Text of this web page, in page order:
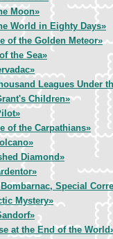
Moon»
World in Eighty Days»
of the Golden Meteor»
the Sea»
Leagues Under
Children»
of the Carpathians»
Diamond»
Special
Mystery»
at the End of the